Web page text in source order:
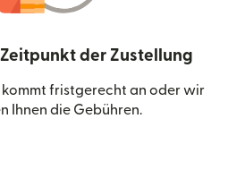
der Zustellung
kommt fristgerecht an oder wir
Ihnen die Gebühren.